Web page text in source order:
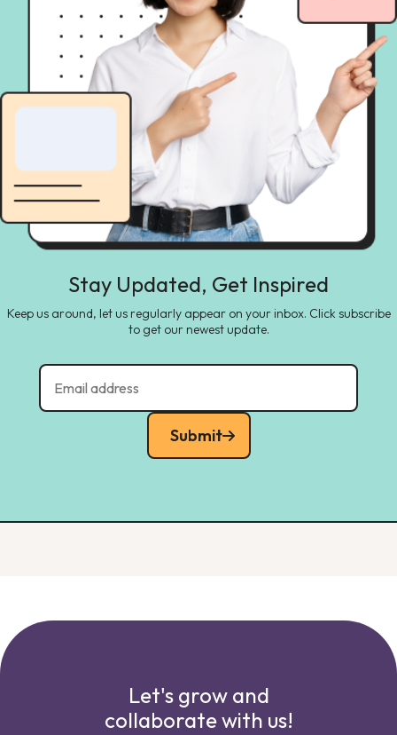
Stay Updated, Get Inspired
Keep us around, let us regularly appear on your inbox. Click subscribe
to get our newest update.
Submit
Let's grow and
collaborate with us!